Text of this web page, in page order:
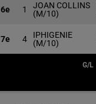
6e 1
JOAN COLLINS
(M/10)
7e 4
IPHIGENIE
(M/10)
G/L